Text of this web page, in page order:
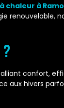
chaleur à
renouvelable,
confort,
aux hivers